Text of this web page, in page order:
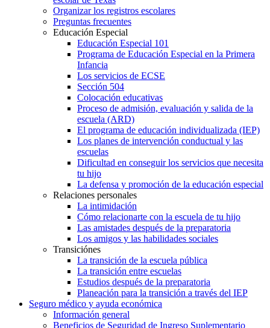
Organizar los registros escolares
Preguntas frecuentes
Educación Especial
Educación Especial 101
Programa de Educación Especial en la Primera
Infancia
Los servicios de ECSE
Sección 504
Colocación educativas
Proceso de admisión, evaluación y salida de la
escuela (ARD)
El programa de educación individualizada (IEP)
Los planes de intervención conductual y las
escuelas
Dificultad en conseguir los servicios que necesita
tu hijo
La defensa y promoción de la educación especial
Relaciones personales
La intimidación
Cómo relacionarte con la escuela de tu hijo
Las amistades después de la preparatoria
Los amigos y las habilidades sociales
Transiciónes
La transición de la escuela pública
La transición entre escuelas
Estudios después de la preparatoria
Planeación para la transición a través del IEP
Seguro médico y ayuda económica
Información general
Beneficios de Seguridad de Ingreso Suplementario